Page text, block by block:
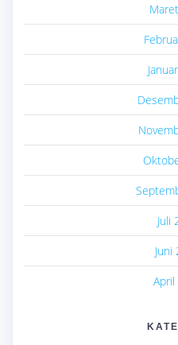
Juli
Juni